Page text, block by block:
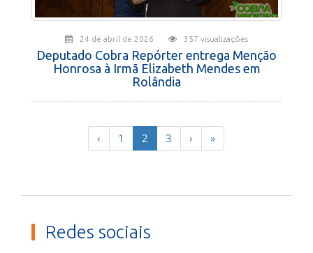
24 de abril de 2026 357 visualizações
Deputado Cobra Repórter entrega Menção
Honrosa à Irmã Elizabeth Mendes em
Rolândia
‹ 1 2 (current)
3 › »
Redes sociais